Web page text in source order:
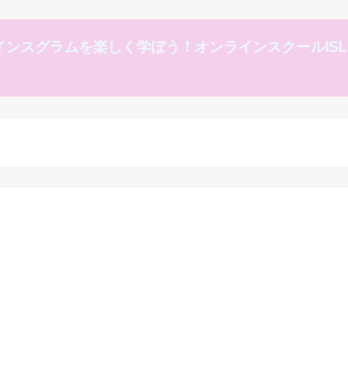
ンスグラムを楽しく学ぼう！オンラインスクールISL